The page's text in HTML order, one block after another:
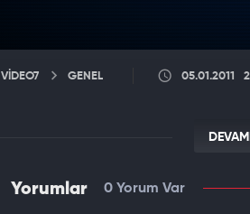
VIDEO7 GENEL 05.01.2011
Yorumlar 0 Yorum Var